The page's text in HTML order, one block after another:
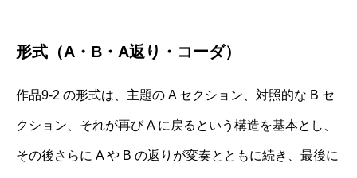
形式（A・B・A返り・コーダ）
作品9-2 の形式は、主題の A セクション、対照的な B セ
クション、それが再び A に戻るという構造を基本とし、
その後さらに A や B の返りが変奏とともに続き、最後に